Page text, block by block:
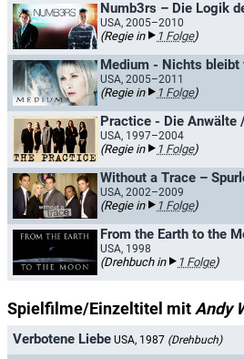
USA, 2005–2010
(Regie in 1 Folge)
Medium - Nichts bleibt
USA, 2005–2011
(Regie in 1 Folge)
USA, 1997–2004
(Regie in 1 Folge)
Without a Trace –
USA, 2002–2009
(Regie in 1 Folge)
From the Earth to the
USA, 1998
(Drehbuch in 1 Folge)
Spielfilme/Einzeltitel mit Andy
Verbotene Liebe USA, 1987 (Drehbuch)